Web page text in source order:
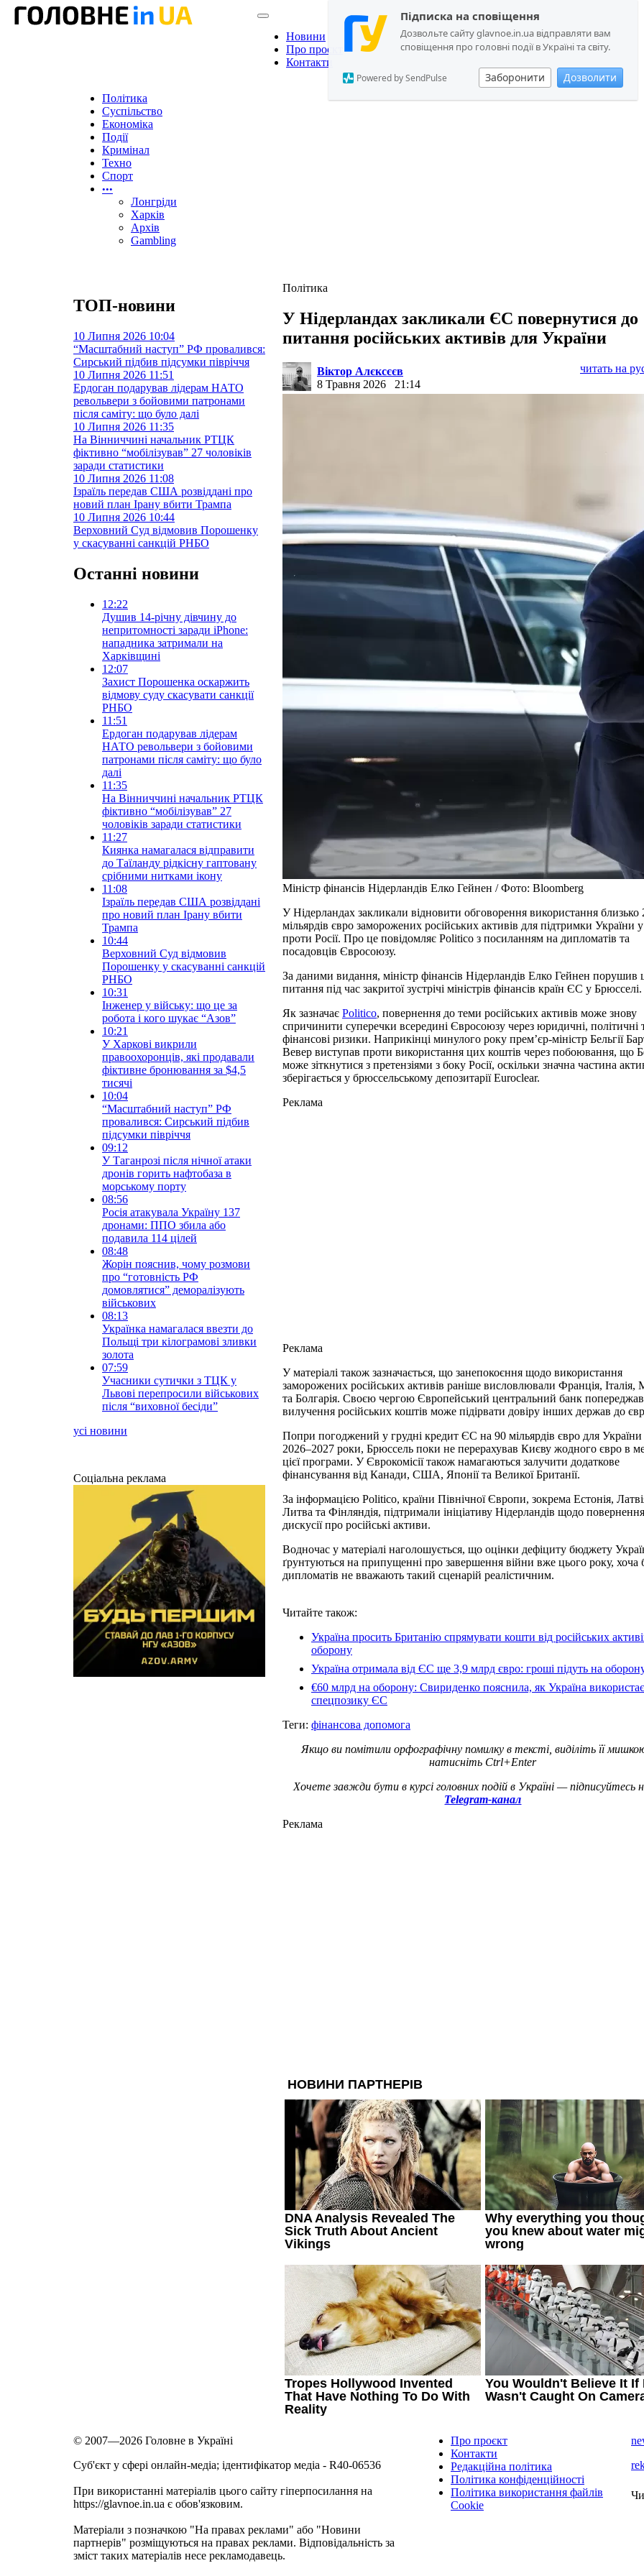
Підписка на сповіщення
Дозвольте сайту glavnoe.in.ua відправляти вам
сповіщення про головні події в Україні та світу.
Заборонити Дозволити
Powered by SendPulse
Новини
Про проєкт
Контакти
Політика
Суспільство
Економіка
Події
Кримінал
Техно
Спорт
•••
Лонгріди
Харків
Архів
Gambling
Політика
У Нідерландах закликали ЄС повернутися до
питання російських активів для України
Віктор Алєксєєв
8 Травня 2026
21:14
читать на
Міністр фінансів Нідерландів Елко Гейнен / Фото: Bloomberg
У Нідерландах закликали відновити обговорення використання близько
мільярдів євро заморожених російських активів для підтримки України у
проти Росії. Про це повідомляє Politico з посиланням на дипломатів та
посадовців Євросоюзу.
За даними видання, міністр фінансів Нідерландів Елко Гейнен порушив
питання під час закритої зустрічі міністрів фінансів країн ЄС у Брюсселі.
Як зазначає Politico, повернення до теми російських активів може знову
спричинити суперечки всередині Євросоюзу через юридичні, політичні
фінансові ризики. Наприкінці минулого року прем’єр-міністр Бельгії
Вевер виступав проти використання цих коштів через побоювання, що
може зіткнутися з претензіями з боку Росії, оскільки значна частина
зберігається у брюссельському депозитарії Euroclear.
Реклама
Реклама
У матеріалі також зазначається, що занепокоєння щодо використання
заморожених російських активів раніше висловлювали Франція, Італія,
та Болгарія. Своєю чергою Європейський центральний банк
вилучення російських коштів може підірвати довіру інших держав до
Попри погоджений у грудні кредит ЄС на 90 мільярдів євро для України
2026–2027 роки, Брюссель поки не перерахував Києву жодного євро в
цієї програми. У Єврокомісії також намагаються залучити додаткове
фінансування від Канади, США, Японії та Великої Британії.
За інформацією Politico, країни Північної Європи, зокрема Естонія,
Литва та Фінляндія, підтримали ініціативу Нідерландів щодо
дискусії про російські активи.
Водночас у матеріалі наголошується, що оцінки дефіциту бюджету
ґрунтуються на припущенні про завершення війни вже цього року, хоча
дипломатів не вважають такий сценарій реалістичним.
Читайте також:
Україна просить Британію спрямувати кошти від російських
оборону
Україна отримала від ЄС ще 3,9 млрд євро: гроші підуть на
€60 млрд на оборону: Свириденко пояснила, як Україна використає
спецпозику ЄС
Теги: фінансова допомога
Якщо ви помітили орфографічну помилку в тексті, виділіть її
натисніть Ctrl+Enter
Хочете завжди бути в курсі головних подій в Україні — підписуйтесь
Telegram-канал
Реклама
ТОП-новини
10 Липня 2026 10:04
“Масштабний наступ” РФ провалився:
Сирський підбив підсумки півріччя
10 Липня 2026 11:51
Ердоган подарував лідерам НАТО
револьвери з бойовими патронами
після саміту: що було далі
10 Липня 2026 11:35
На Вінниччині начальник РТЦК
фіктивно “мобілізував” 27 чоловіків
заради статистики
10 Липня 2026 11:08
Ізраїль передав США розвіддані про
новий план Ірану вбити Трампа
10 Липня 2026 10:44
Верховний Суд відмовив Порошенку
у скасуванні санкцій РНБО
Останні новини
12:22
Душив 14-річну дівчину до
непритомності заради iPhone:
нападника затримали на
Харківщині
12:07
Захист Порошенка оскаржить
відмову суду скасувати санкції
РНБО
11:51
Ердоган подарував лідерам
НАТО револьвери з бойовими
патронами після саміту: що було
далі
11:35
На Вінниччині начальник РТЦК
фіктивно “мобілізував” 27
чоловіків заради статистики
11:27
Киянка намагалася відправити
до Таїланду рідкісну гаптовану
срібними нитками ікону
11:08
Ізраїль передав США розвіддані
про новий план Ірану вбити
Трампа
10:44
Верховний Суд відмовив
Порошенку у скасуванні санкцій
РНБО
10:31
Інженер у війську: що це за
робота і кого шукає “Азов”
10:21
У Харкові викрили
правоохоронців, які продавали
фіктивне бронювання за $4,5
тисячі
10:04
“Масштабний наступ” РФ
провалився: Сирський підбив
підсумки півріччя
09:12
У Таганрозі після нічної атаки
дронів горить нафтобаза в
морському порту
08:56
Росія атакувала Україну 137
дронами: ППО збила або
подавила 114 цілей
08:48
Жорін пояснив, чому розмови
про “готовність РФ
домовлятися” деморалізують
військових
08:13
Українка намагалася ввезти до
Польщі три кілограмові зливки
золота
07:59
Учасники сутички з ТЦК у
Львові перепросили військових
після “виховної бесіди”
усі новини
Соціальна реклама
© 2007—2026 Головне в Україні
Cуб'єкт у сфері онлайн-медіа; ідентифікатор медіа - R40-06536
При використанні матеріалів цього сайту гіперпосилання на
https://glavnoe.in.ua є обов'язковим.
Матеріали з позначкою "На правах реклами" або "Новини
партнерів" розміщуються на правах реклами. Відповідальність за
зміст таких матеріалів несе рекламодавець.
Про проєкт
Контакти
Редакційна політика
Політика конфіденційності
Політика використання файлів
Cookie